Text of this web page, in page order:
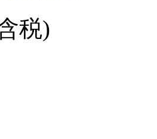
税)